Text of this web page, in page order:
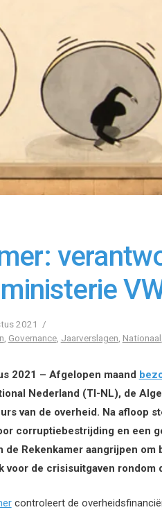
2021
Governance, Jaarverslagen Nationaal
2021 – Afgelopen maand
Nederland (TI-NL), de
van de overheid. Na afloop
corruptiebestrijding en een
de Rekenkamer aangrijpen
voor de crisisuitgaven rondom
controleert de